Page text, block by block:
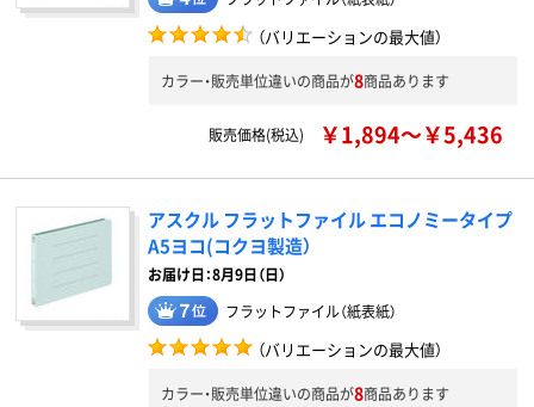
（バリエーションの最大値）
カラー・販売単位違いの商品が8商品あります
販売価格(税込) ￥1,894～￥5,436
アスクル フラットファイル エコノミータイプ
A5ヨコ(コクヨ製造）
お届け日：8月9日（日）
フラットファイル（紙表紙）
（バリエーションの最大値）
カラー・販売単位違いの商品が8商品あります